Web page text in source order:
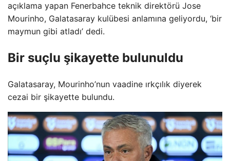
açıklama yapan Fenerbahce teknik direktörü Jose
Mourinho, Galatasaray kulübesi anlamına geliyordu, ‘bir
maymun gibi atladı’ dedi.
Bir suçlu şikayette bulunuldu
Galatasaray, Mourinho’nun vaadine ırkçılık diyerek
cezai bir şikayette bulundu.